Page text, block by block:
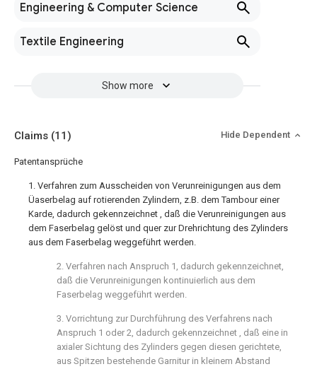
Engineering & Computer Science
Textile Engineering
Show more
Claims (11) Hide Dependent
Patentansprüche
1. Verfahren zum Ausscheiden von Verunreinigungen aus dem
Üaserbelag auf rotierenden Zylindern, z.B. dem Tambour einer
Karde, dadurch gekennzeichnet , daß die Verunreinigungen aus
dem Faserbelag gelöst und quer zur Drehrichtung des Zylinders
aus dem Faserbelag weggeführt werden.
2. Verfahren nach Anspruch 1, dadurch gekennzeichnet,
daß die Verunreinigungen kontinuierlich aus dem
Faserbelag weggeführt werden.
3. Vorrichtung zur Durchführung des Verfahrens nach
Anspruch 1 oder 2, dadurch gekennzeichnet , daß eine in
axialer Sichtung des Zylinders gegen diesen gerichtete,
aus Spitzen bestehende Garnitur in kleinem Abstand